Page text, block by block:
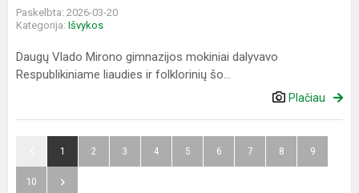
Paskelbta: 2026-03-20
Kategorija: Išvykos
Daugų Vlado Mirono gimnazijos mokiniai dalyvavo
Respublikiniame liaudies ir folklorinių šo...
Plačiau
1 2 3 4 5 6 7 8 9
10